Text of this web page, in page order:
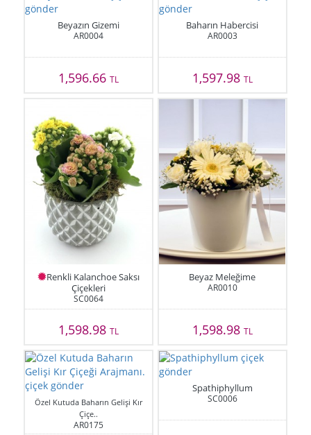
Beyazın Gizemi
AR0004
1,596.66TL
Baharın Habercisi
AR0003
1,597.98 TL
Renkli Kalanchoe Saksı
Çiçekleri
SC0064
1,598.98TL
Beyaz Meleğime
AR0010
1,598.98 TL
Özel Kutuda Baharın Gelişi Kır
Çiçe..
AR0175
Spathiphyllum
SC0006